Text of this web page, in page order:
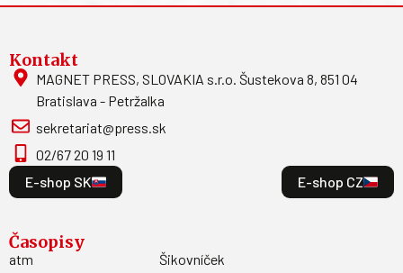
Kontakt
MAGNET PRESS, SLOVAKIA s.r.o. Šustekova 8, 851 04
Bratislava - Petržalka
sekretariat@press.sk
02/67 20 19 11
E-shop SK
E-shop CZ
Časopisy
atm
Šikovníček